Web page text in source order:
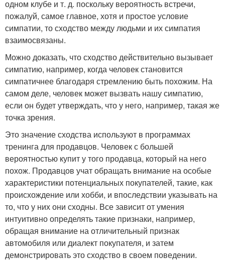
одном клубе и т. д. поскольку вероятность встречи,
пожалуй, самое главное, хотя и простое условие
симпатии, то сходство между людьми и их симпатия
взаимосвязаны.
Можно доказать, что сходство действительно вызывает
симпатию, например, когда человек становится
симпатичнее благодаря стремлению быть похожим. На
самом деле, человек может вызвать нашу симпатию,
если он будет утверждать, что у него, например, такая же
точка зрения.
Это значение сходства используют в программах
тренинга для продавцов. Человек с большей
вероятностью купит у того продавца, который на него
похож. Продавцов учат обращать внимание на особые
характеристики потенциальных покупателей, такие, как
происхождение или хобби, и впоследствии указывать на
то, что у них они сходны. Все зависит от умения
интуитивно определять такие признаки, например,
обращая внимание на отличительный признак
автомобиля или диалект покупателя, и затем
демонстрировать это сходство в своем поведении.